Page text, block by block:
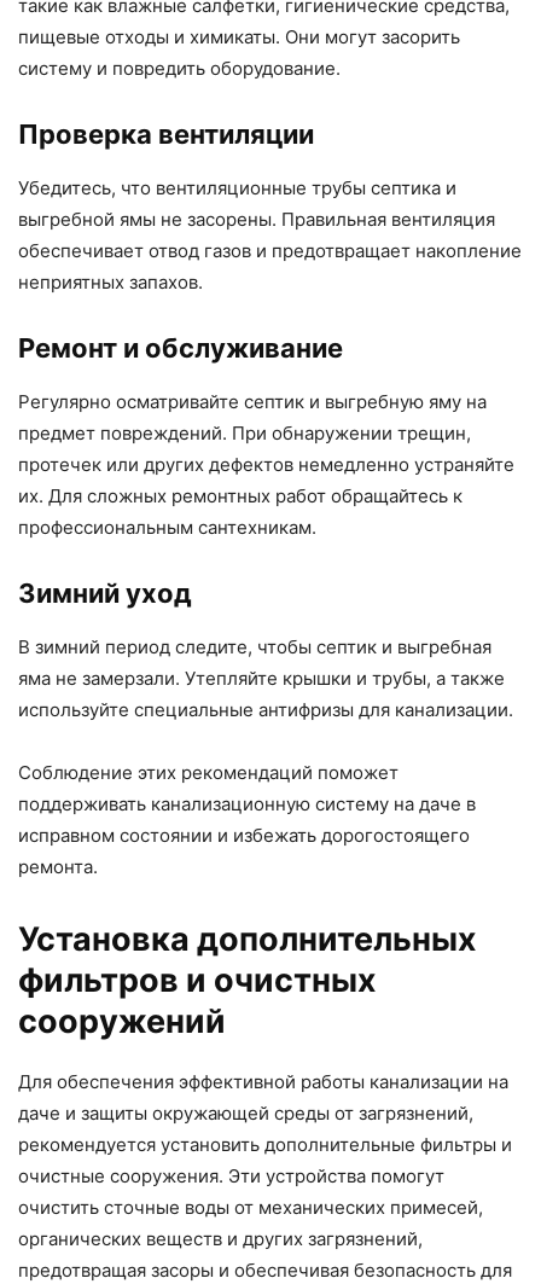
такие как влажные салфетки, гигиенические средства,
пищевые отходы и химикаты. Они могут засорить
систему и повредить оборудование.
Проверка вентиляции
Убедитесь, что вентиляционные трубы септика и
выгребной ямы не засорены. Правильная вентиляция
обеспечивает отвод газов и предотвращает накопление
неприятных запахов.
Ремонт и обслуживание
Регулярно осматривайте септик и выгребную яму на
предмет повреждений. При обнаружении трещин,
протечек или других дефектов немедленно устраняйте
их. Для сложных ремонтных работ обращайтесь к
профессиональным сантехникам.
Зимний уход
В зимний период следите, чтобы септик и выгребная
яма не замерзали. Утепляйте крышки и трубы, а также
используйте специальные антифризы для канализации.
Соблюдение этих рекомендаций поможет
поддерживать канализационную систему на даче в
исправном состоянии и избежать дорогостоящего
ремонта.
Установка дополнительных
фильтров и очистных
сооружений
Для обеспечения эффективной работы канализации на
даче и защиты окружающей среды от загрязнений,
рекомендуется установить дополнительные фильтры и
очистные сооружения. Эти устройства помогут
очистить сточные воды от механических примесей,
органических веществ и других загрязнений,
предотвращая засоры и обеспечивая безопасность для